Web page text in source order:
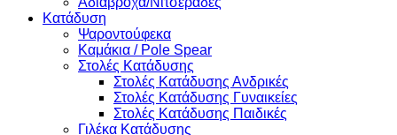
Κατάδυση
Ψαροντούφεκα
Καμάκια / Pole Spear
Στολές Κατάδυσης
Στολές Κατάδυσης Ανδρικές
Στολές Κατάδυσης Γυναικείες
Στολές Κατάδυσης Παιδικές
Γιλέκα Κατάδυσης